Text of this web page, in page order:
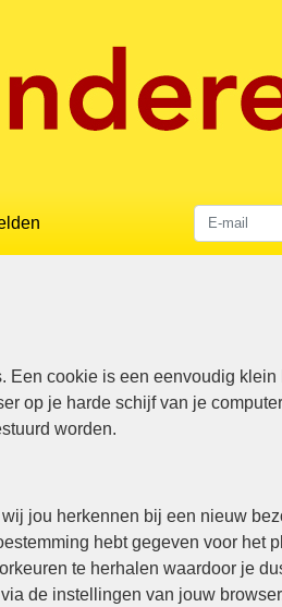
cookie is een eenvoudig
op je harde schijf van je
worden.
jou herkennen bij een nieuw
hebt gegeven voor
te herhalen waardoor je
de instellingen van jouw